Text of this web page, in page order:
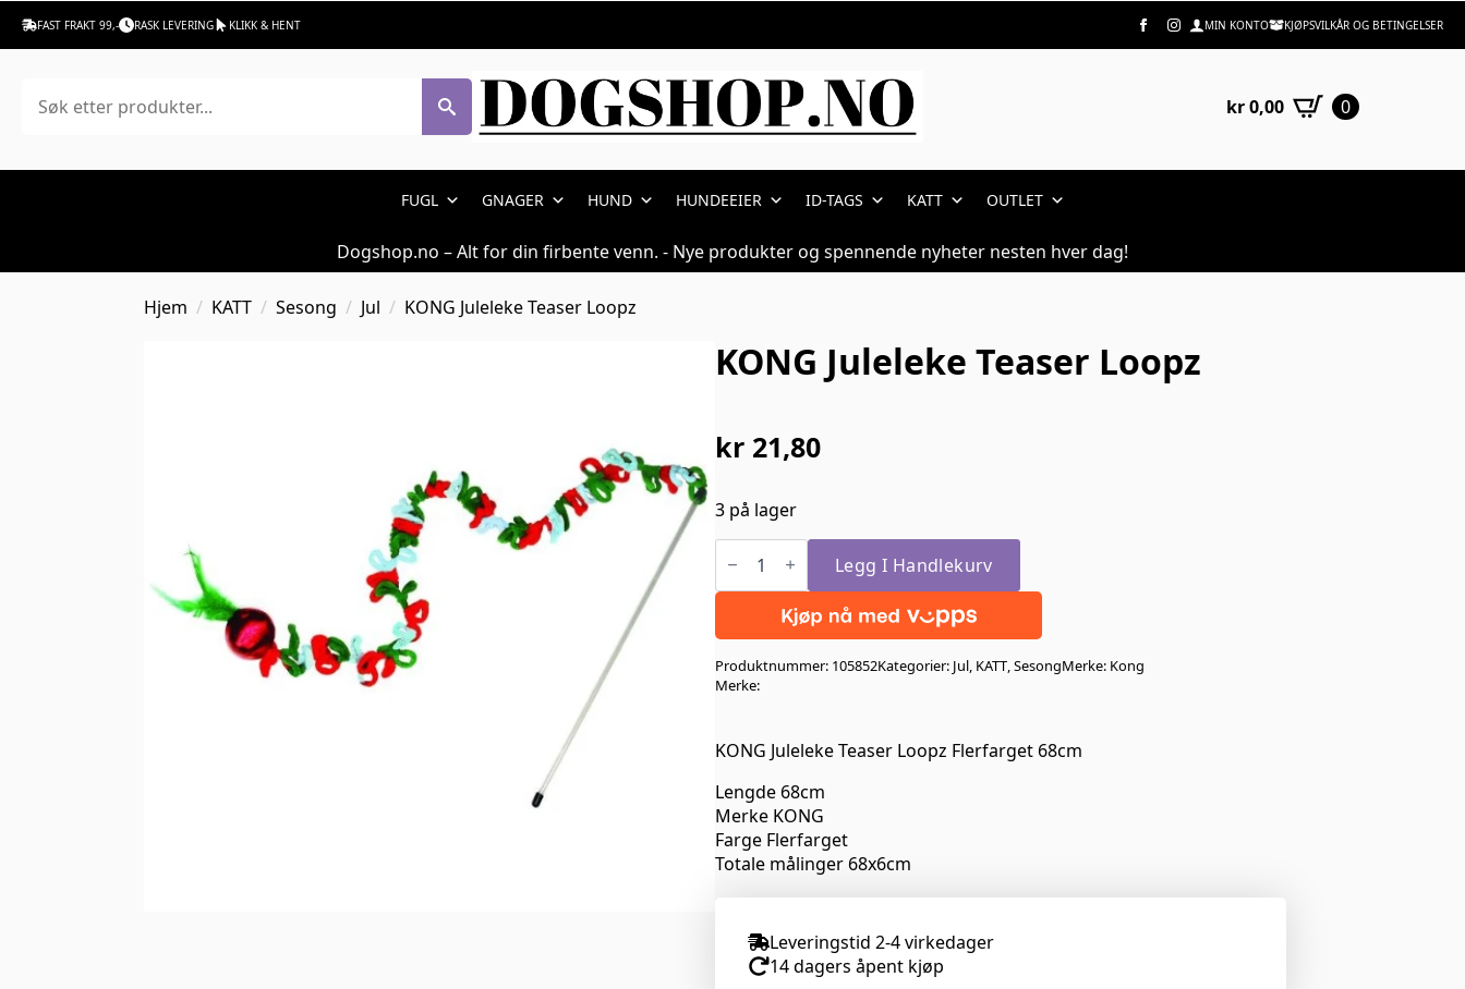
FAST FRAKT 99,- RASK LEVERING KLIKK & HENT MIN KONTO KJØPSVILKÅR OG BETINGELSER
kr0,00 0
FUGL GNAGER HUND HUNDEEIER ID-TAGS KATT OUTLET
Dogshop.no – Alt for din firbente venn. - Nye produkter og spennende nyheter nesten hver dag!
Hjem KATT Sesong Jul KONG Juleleke Teaser Loopz
KONG Juleleke Teaser Loopz
Opprinnelig
pris
var:
kr 109,00.
kr 21,80
Nåværende
pris
er:
kr 21,80.
3 på lager
KONG
Juleleke
Loopz
Legg I Handlekurv
Produktnummer: 105852Kategorier: Jul, KATT,SesongMerke: Kong
Merke:
KONG Juleleke Teaser Loopz Flerfarget 68cm
Lengde 68cm
Merke KONG
Farge Flerfarget
Totale målinger 68x6cm
Leveringstid 2-4 virkedager
14 dagers åpent kjøp